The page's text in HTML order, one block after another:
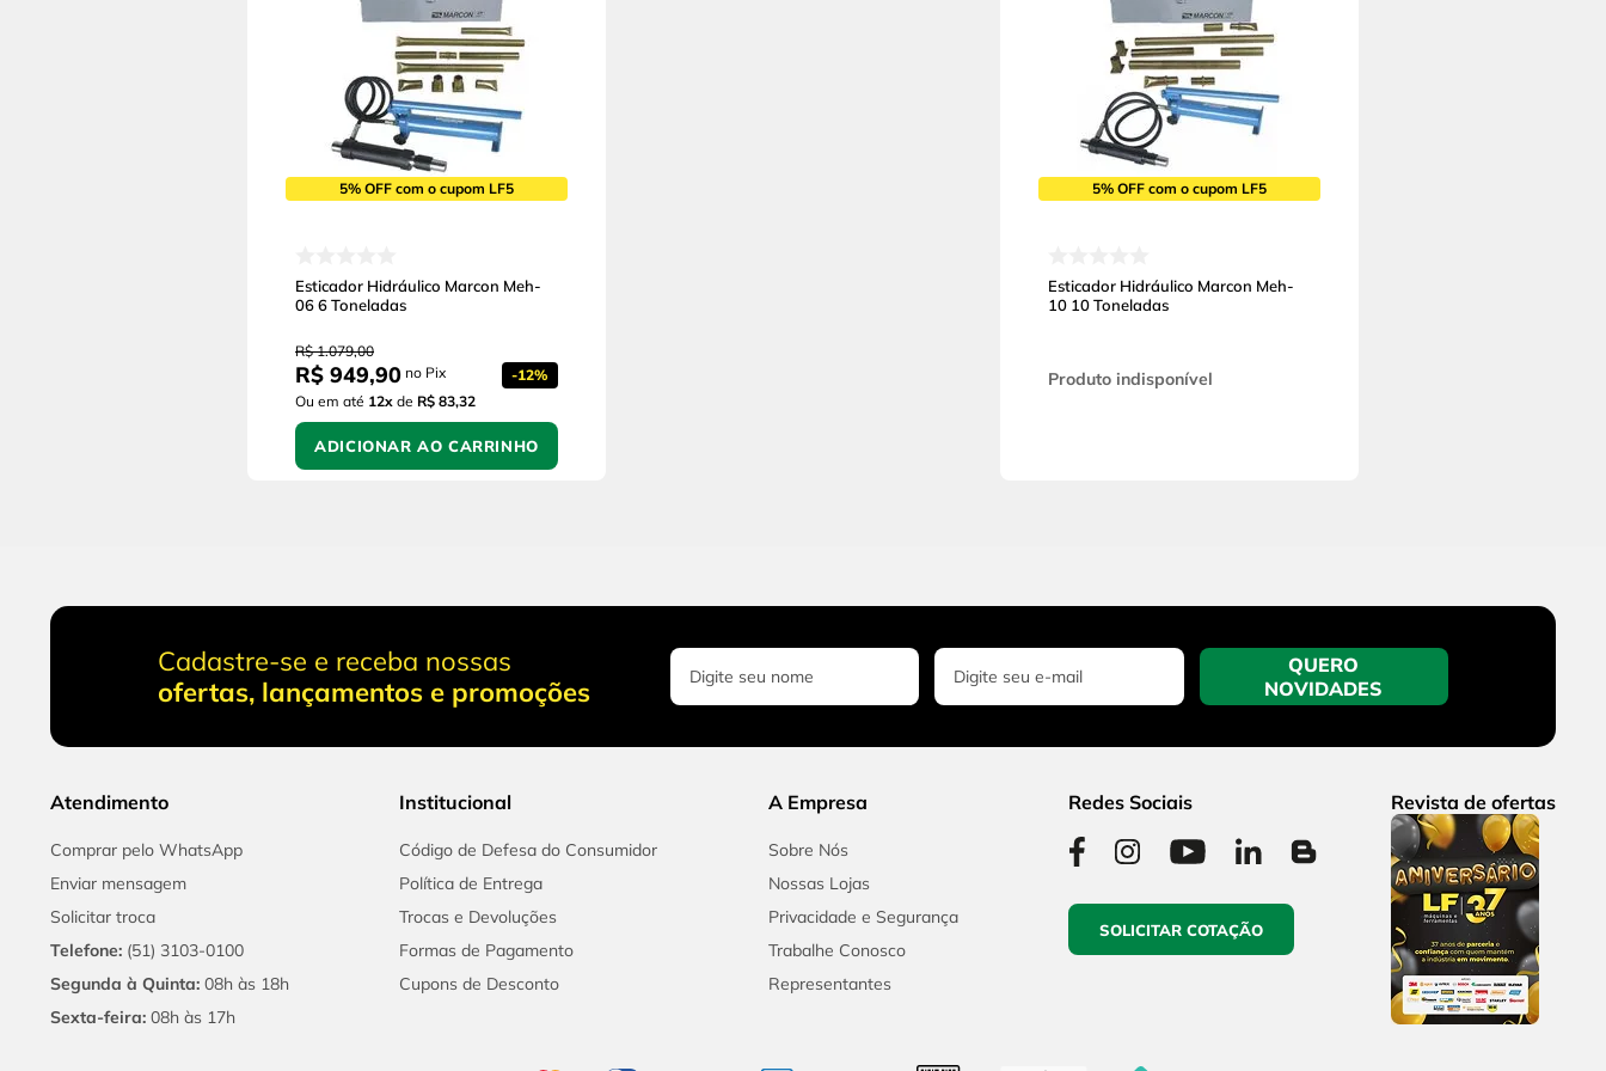
5% OFF com o cupom LF5
Esticador Hidráulico Marcon Meh-
06 6 Toneladas
R$ 1.079,00
R$ 949,90no Pix -12%
Ou em até 12xde R$ 83,32
ADICIONAR AO CARRINHO
5% OFF com o cupom LF5
Esticador Hidráulico Marcon Meh-
10 10 Toneladas
Produto indisponível
Cadastre-se e receba nossas
ofertas, lançamentos e promoções
QUERO
NOVIDADES
Atendimento
Comprar pelo WhatsApp
Enviar mensagem
Solicitar troca
Telefone: (51) 3103-0100
Segunda à Quinta: 08h às 18h
Sexta-feira: 08h às 17h
Institucional
Código de Defesa do Consumidor
Política de Entrega
Trocas e Devoluções
Formas de Pagamento
Cupons de Desconto
A Empresa
Sobre Nós
Nossas Lojas
Privacidade e Segurança
Trabalhe Conosco
Representantes
Redes Sociais
SOLICITAR COTAÇÃO
Revista de ofertas